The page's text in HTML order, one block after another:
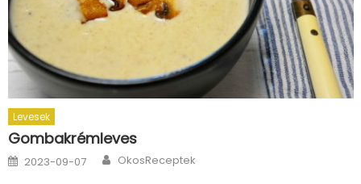
Levesek
Gombakrémleves
Posted
on
2023-09-07 Author
OkosReceptek